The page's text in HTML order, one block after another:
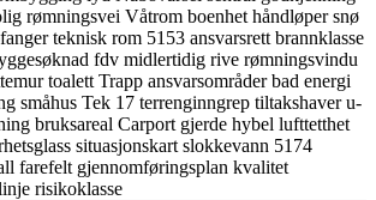
rømningsvei Våtrom boenhet håndløpersnø
teknisk rom 5153 ansvarsrett brannklasse
fdv midlertidig rive rømningsvindu
toalett Trapp ansvarsområderbad energi
småhus Tek 17 terrenginngrep tiltakshaveru-
bruksareal Carport gjerde hybel lufttetthet
situasjonskart slokkevann 5174
farefelt gjennomføringsplan kvalitet
risikoklasse